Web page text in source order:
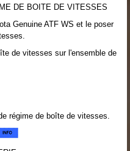
DE BOITE DE VITESSES
Genuine ATF WS et le poser
de vitesses sur l'ensemble de
régime de boîte de vitesses.